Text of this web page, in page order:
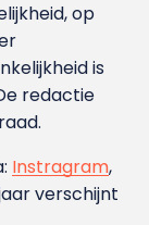
op
is
redactie
Instragram,
verschijnt